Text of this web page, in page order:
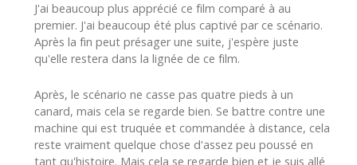
J'ai beaucoup plus apprécié ce film comparé à au
premier. J'ai beaucoup été plus captivé par ce scénario.
Après la fin peut présager une suite, j'espère juste
qu'elle restera dans la lignée de ce film.
Après, le scénario ne casse pas quatre pieds à un
canard, mais cela se regarde bien. Se battre contre une
machine qui est truquée et commandée à distance, cela
reste vraiment quelque chose d'assez peu poussé en
tant qu'histoire. Mais cela se regarde bien et je suis allé